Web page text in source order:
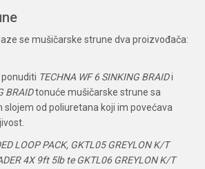
se mušičarske strune dva proizvođača:
TECHNA WF 6 SINKING BRAIDi
BRAIDtonuće mušičarske strune sa
slojem od poliuretana koji im povećava
LOOP PACK, GKTL05 GREYLON K/T
4X 9ft 5lb te GKTL06 GREYLON K/T